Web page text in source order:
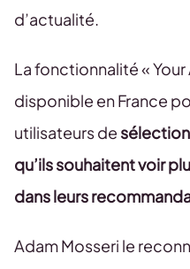
d’actualité.
La fonctionnalité «
disponible en France
utilisateurs de
qu’ils souhaitent voir
dans leurs
Adam Mosseri le